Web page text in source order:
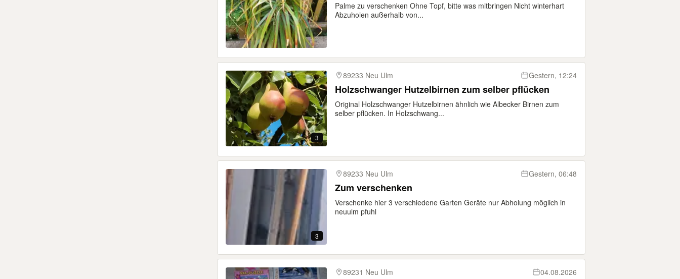
Palme zu verschenken Ohne Topf, bitte was mitbringen Nicht winterhart
Abzuholen außerhalb von...
3
89233 Neu Ulm Gestern, 12:24
Holzschwanger Hutzelbirnen zum selber pflücken
Original Holzschwanger Hutzelbirnen ähnlich wie Albecker Birnen zum
selber pflücken. In Holzschwang...
3
89233 Neu Ulm Gestern, 06:48
Zum verschenken
Verschenke hier 3 verschiedene Garten Geräte nur Abholung möglich in
neuulm pfuhl
89231 Neu Ulm 04.08.2026